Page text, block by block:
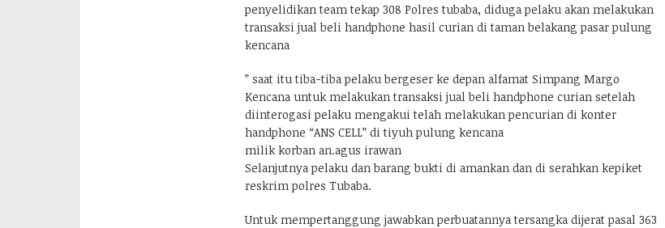
penyelidikan team tekap 308 Polres tubaba, diduga pelaku akan melakukan
transaksi jual beli handphone hasil curian di taman belakang pasar pulung
kencana
” saat itu tiba-tiba pelaku bergeser ke depan alfamat Simpang Margo
Kencana untuk melakukan transaksi jual beli handphone curian setelah
diinterogasi pelaku mengakui telah melakukan pencurian di konter
handphone “ANS CELL” di tiyuh pulung kencana
milik korban an.agus irawan
Selanjutnya pelaku dan barang bukti di amankan dan di serahkan kepiket
reskrim polres Tubaba.
Untuk mempertanggung jawabkan perbuatannya tersangka dijerat pasal 363